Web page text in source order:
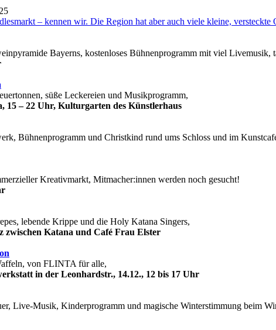
– kennen wir. Die Region hat aber auch viele kleine,
Bayerns, kostenloses Bühnenprogramm mit viel
süße Leckereien und Musikprogramm,
15 – 22 Uhr, Kulturgarten des Künstlerhaus
Bühnenprogramm und Christkind rund ums Schloss und im
Kreativmarkt, Mitmacher:innen werden noch gesucht!
lebende Krippe und die Holy Katana Singers,
zwischen Katana und Café Frau Elster
von FLINTA für alle,
in der Leonhardstr., 14.12., 12 bis 17 Uhr
Live-Musik, Kinderprogramm und magische Winterstimmung beim